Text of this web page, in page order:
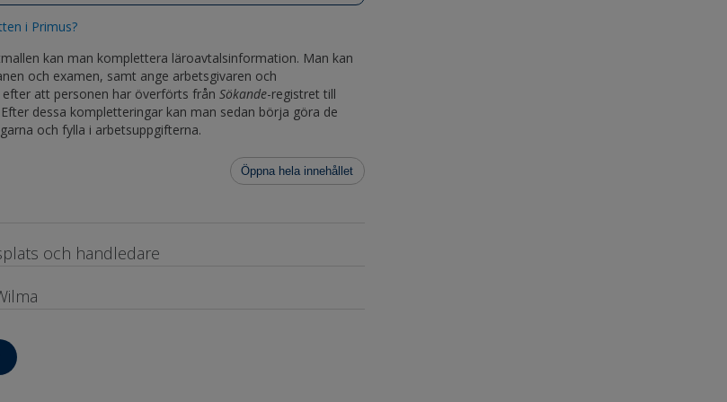
i Primus?
kan man komplettera läroavtalsinformation. Man kan
och examen, samt ange arbetsgivaren och
efter att personen har överförts frånSökande-registret till
dessa kompletteringar kan man sedan börja göra de
och fylla i arbetsuppgifterna.
Öppna hela innehållet
och handledare